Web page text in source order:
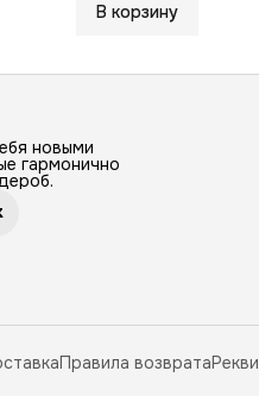
В корзину
новыми
гармонично
Правила возврата